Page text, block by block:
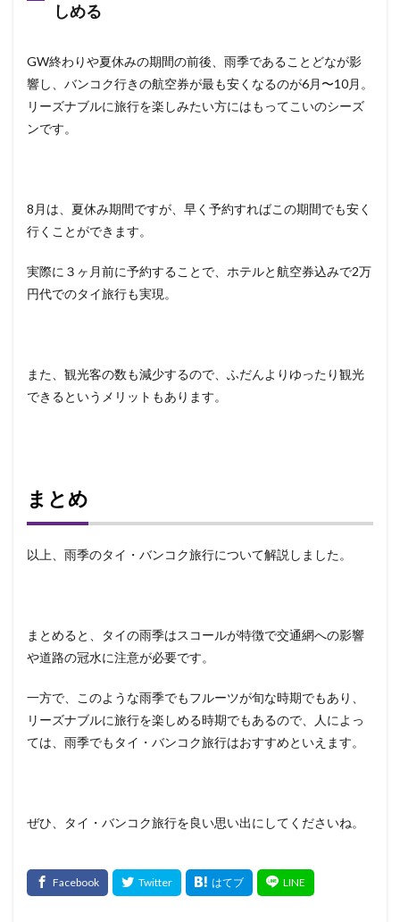
しめる
GW終わりや夏休みの期間の前後、雨季であることどなが影
響し、バンコク行きの航空券が最も安くなるのが6月〜10月。
リーズナブルに旅行を楽しみたい方にはもってこいのシーズ
ンです。
8月は、夏休み期間ですが、早く予約すればこの期間でも安く
行くことができます。
実際に３ヶ月前に予約することで、ホテルと航空券込みで2万
円代でのタイ旅行も実現。
また、観光客の数も減少するので、ふだんよりゆったり観光
できるというメリットもあります。
まとめ
以上、雨季のタイ・バンコク旅行について解説しました。
まとめると、タイの雨季はスコールが特徴で交通網への影響
や道路の冠水に注意が必要です。
一方で、このような雨季でもフルーツが旬な時期でもあり、
リーズナブルに旅行を楽しめる時期でもあるので、人によっ
ては、雨季でもタイ・バンコク旅行はおすすめといえます。
ぜひ、タイ・バンコク旅行を良い思い出にしてくださいね。